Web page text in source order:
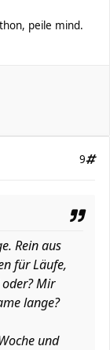
peile mind.
9
Rein aus
für Läufe,
Mir
lange?
und